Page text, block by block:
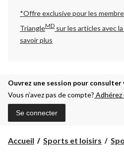
*Offre exclusive pour les
TriangleMD sur les articles avec
savoir plus
Ouvrez une session pour
Vous n’avez pas de compte? Adhérez
Se connecter
Accueil Sports et loisirs